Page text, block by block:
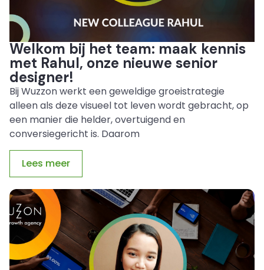
Welkom bij het team: maak kennis
met Rahul, onze nieuwe senior
designer!
Bij Wuzzon werkt een geweldige groeistrategie
alleen als deze visueel tot leven wordt gebracht, op
een manier die helder, overtuigend en
conversiegericht is. Daarom
Lees meer